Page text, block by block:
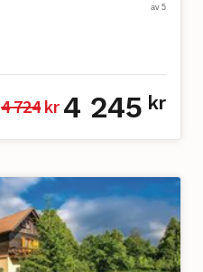
av 5
4 724 kr 4 245 kr